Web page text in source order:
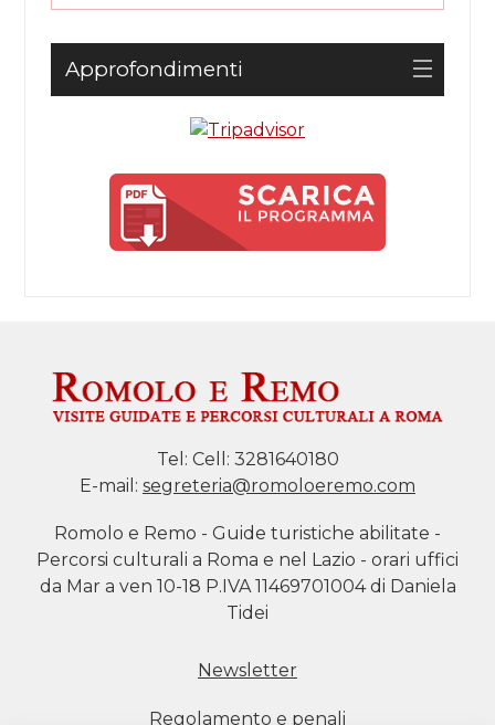
Approfondimenti
Tel: Cell: 3281640180
E-mail: segreteria@romoloeremo.com
Romolo e Remo - Guide turistiche abilitate -
Percorsi culturali a Roma e nel Lazio - orari uffici
da Mar a ven 10-18 P.IVA 11469701004 di Daniela
Tidei
Newsletter
Regolamento e penali